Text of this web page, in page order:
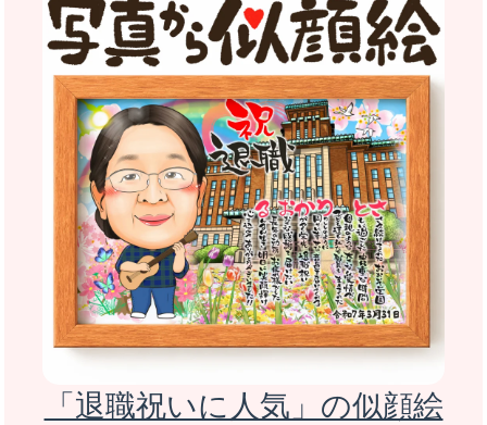
「退職祝いに人気」の似顔絵